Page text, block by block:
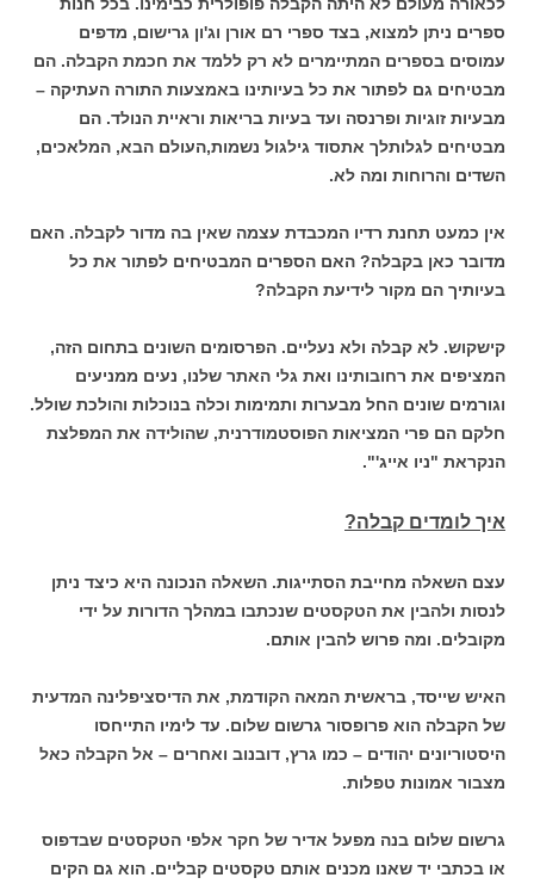
ספרים ניתן למצוא, בצד ספרי רם אורן וג'ון גרישום, מדפים
עמוסים בספרים המתיימרים לא רק ללמד את חכמת הקבלה. הם
מבטיחים גם לפתור את כל בעיותינו באמצעות התורה העתיקה –
מבעיות זוגיות ופרנסה ועד בעיות בריאות וראיית הנולד. הם
מבטיחים לגלותלך אתסוד גילגול נשמות,העולם הבא, המלאכים,
השדים והרוחות ומה לא.
אין כמעט תחנת רדיו המכבדת עצמה שאין בה מדור לקבלה. האם
מדובר כאן בקבלה? האם הספרים המבטיחים לפתור את כל
בעיותיך הם מקור לידיעת הקבלה?
קישקוש. לא קבלה ולא נעליים. הפרסומים השונים בתחום הזה,
המציפים את רחובותינו ואת גלי האתר שלנו, נעים ממניעים
וגורמים שונים החל מבערות ותמימות וכלה בנוכלות והולכת שולל.
חלקם הם פרי המציאות הפוסטמודרנית, שהולידה את המפלצת
הנקראת "ניו אייג'".
איך לומדים קבלה?
עצם השאלה מחייבת הסתייגות. השאלה הנכונה היא כיצד ניתן
לנסות ולהבין את הטקסטים שנכתבו במהלך הדורות על ידי
מקובלים. ומה פרוש להבין אותם.
האיש שייסד, בראשית המאה הקודמת, את הדיסציפלינה המדעית
של הקבלה הוא פרופסור גרשום שלום. עד לימיו התייחסו
היסטוריונים יהודים – כמו גרץ, דובנוב ואחרים – אל הקבלה כאל
מצבור אמונות טפלות.
גרשום שלום בנה מפעל אדיר של חקר אלפי הטקסטים שבדפוס
או בכתבי יד שאנו מכנים אותם טקסטים קבליים. הוא גם הקים